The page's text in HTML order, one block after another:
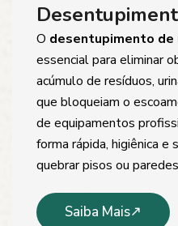
O desentupimento de
essencial para eliminar
acúmulo de resíduos,
que bloqueiam o
de equipamentos
forma rápida, higiênica e
quebrar pisos ou
Saiba Mais